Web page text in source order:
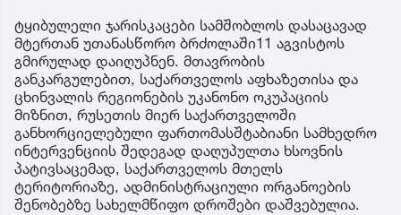
ტყიბულელი ჯარისკაცები სამშობლოს დასაცავად
მტერთან უთანასწორო ბრძოლაში11 აგვისტოს
გმირულად დაიღუპნენ. მთავრობის
განკარგულებით, საქართველოს აფხაზეთისა და
ცხინვალის რეგიონების უკანონო ოკუპაციის
მიზნით, რუსეთის მიერ საქართველოში
განხორციელებული ფართომასშტაბიანი სამხედრო
ინტერვენციის შედეგად დაღუპულთა ხსოვნის
პატივსაცემად, საქართველოს მთელს
ტერიტორიაზე, ადმინისტრაციული ორგანოების
შენობებზე სახელმწიფო დროშები დაშვებულია.